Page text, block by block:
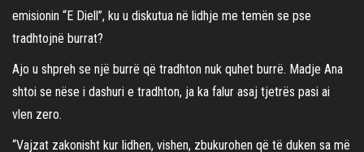
emisionin “E Diell”, ku u diskutua në lidhje me temën se pse
tradhtojnë burrat?
Ajo u shpreh se një burrë që tradhton nuk quhet burrë. Madje Ana
shtoi se nëse i dashuri e tradhton, ja ka falur asaj tjetrës pasi ai
vlen zero.
“Vajzat zakonisht kur lidhen, vishen, zbukurohen që të duken sa më